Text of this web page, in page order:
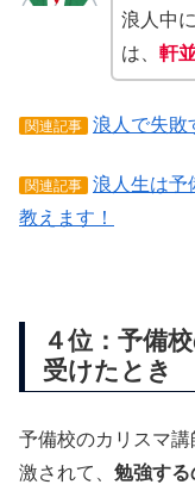
浪人中
は、 軒
関連記事 浪人で失敗
関連記事
浪人生は予
教えます！
４位：予備
受けたとき
予備校のカリスマ
激されて、 勉強する